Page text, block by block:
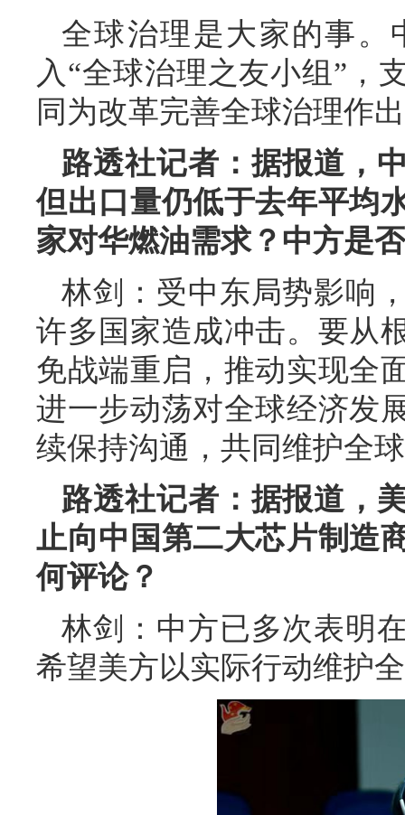
全球治理是大家的事。
入“全球治理之友小组”，
同为改革完善全球治理作
路透社记者：据报道，
但出口量仍低于去年平均
家对华燃油需求？中方是
林剑：受中东局势影响
许多国家造成冲击。要从
免战端重启，推动实现全
进一步动荡对全球经济发
续保持沟通，共同维护全
路透社记者：据报道，
止向中国第二大芯片制造
何评论？
林剑：中方已多次表明
希望美方以实际行动维护